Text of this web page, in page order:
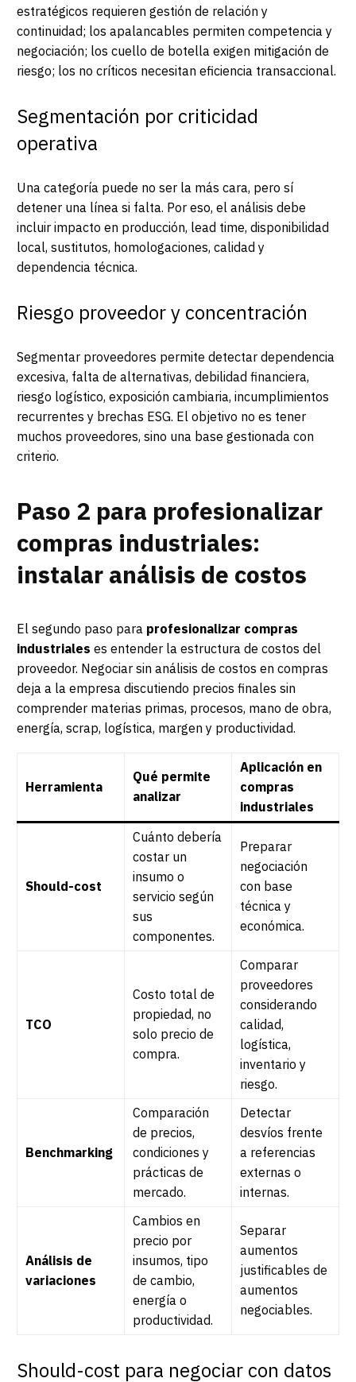
estratégicos requieren gestión de relación y
continuidad; los apalancables permiten competencia y
negociación; los cuello de botella exigen mitigación de
riesgo; los no críticos necesitan eficiencia transaccional.
Segmentación por criticidad
operativa
Una categoría puede no ser la más cara, pero sí
detener una línea si falta. Por eso, el análisis debe
incluir impacto en producción, lead time, disponibilidad
local, sustitutos, homologaciones, calidad y
dependencia técnica.
Riesgo proveedor y concentración
Segmentar proveedores permite detectar dependencia
excesiva, falta de alternativas, debilidad financiera,
riesgo logístico, exposición cambiaria, incumplimientos
recurrentes y brechas ESG. El objetivo no es tener
muchos proveedores, sino una base gestionada con
criterio.
Paso 2 para profesionalizar
compras industriales:
instalar análisis de costos
El segundo paso para profesionalizar compras
industriales es entender la estructura de costos del
proveedor. Negociar sin análisis de costos en compras
deja a la empresa discutiendo precios finales sin
comprender materias primas, procesos, mano de obra,
energía, scrap, logística, margen y productividad.
Herramienta
Qué permite
analizar
Aplicación en
compras
industriales
Should-cost
Cuánto debería
costar un
insumo o
servicio según
sus
componentes.
Preparar
negociación
con base
técnica y
económica.
TCO
Costo total de
propiedad, no
solo precio de
compra.
Comparar
proveedores
considerando
calidad,
logística,
inventario y
riesgo.
Benchmarking
Comparación
de precios,
condiciones y
prácticas de
mercado.
Detectar
desvíos frente
a referencias
externas o
internas.
Análisis de
variaciones
Cambios en
precio por
insumos, tipo
de cambio,
energía o
productividad.
Separar
aumentos
justificables de
aumentos
negociables.
Should-cost para negociar con datos